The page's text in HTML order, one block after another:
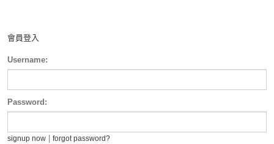
會員登入
Username:
Password:
signup now forgot password?